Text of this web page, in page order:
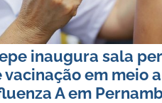
inaugura sala
vacinação em meio
A em